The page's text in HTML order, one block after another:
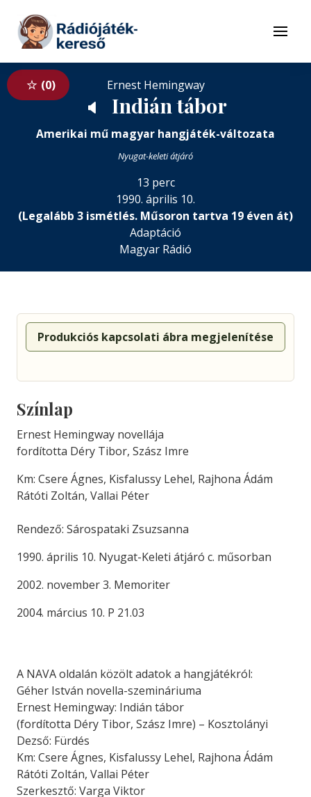
Tovább a tartalomhoz
Menü
0 Ernest Hemingway
🔈 Indián tábor
Amerikai mű magyar hangjáték-változata
Nyugat-keleti átjáró
13 perc
1990. április 10.
(Legalább 3 ismétlés. Műsoron tartva 19 éven át)
Adaptáció
Magyar Rádió
Produkciós kapcsolati ábra megjelenítése
Színlap
Ernest Hemingway novellája
fordította Déry Tibor, Szász Imre
Km: Csere Ágnes, Kisfalussy Lehel, Rajhona Ádám
Rátóti Zoltán, Vallai Péter
Rendező: Sárospataki Zsuzsanna
1990. április 10. Nyugat-Keleti átjáró c. műsorban
2002. november 3. Memoriter
2004. március 10. P 21.03
A NAVA oldalán közölt adatok a hangjátékról:
Géher István novella-szemináriuma
Ernest Hemingway: Indián tábor
(fordította Déry Tibor, Szász Imre) – Kosztolányi
Dezső: Fürdés
Km: Csere Ágnes, Kisfalussy Lehel, Rajhona Ádám
Rátóti Zoltán, Vallai Péter
Szerkesztő: Varga Viktor